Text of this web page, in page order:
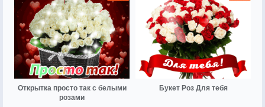
Открытка просто так с белыми
розами
Букет Роз Для тебя